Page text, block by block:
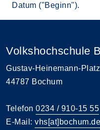
Datum ("Beginn").
Volkshochschule
Gustav-Heinemann-
44787 Bochum
Telefon 0234 / 910-15 55
E-Mail: vhs[at]bochum.de